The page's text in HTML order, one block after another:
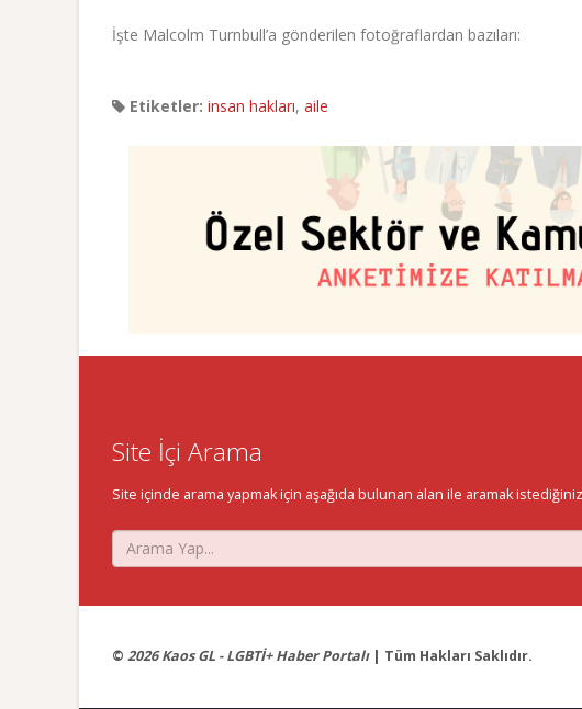
İşte Malcolm Turnbull’a gönderilen fotoğraflardan bazıları:
Etiketler: insan hakları, aile
Site İçi Arama
Site içinde arama yapmak için aşağıda bulunan alan ile aramak
© 2026 Kaos GL - LGBTİ+ Haber Portalı| Tüm Hakları Saklıdır.